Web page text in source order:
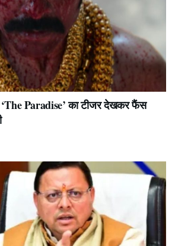
‘The Paradise’ का टीजर देखकर फैंस